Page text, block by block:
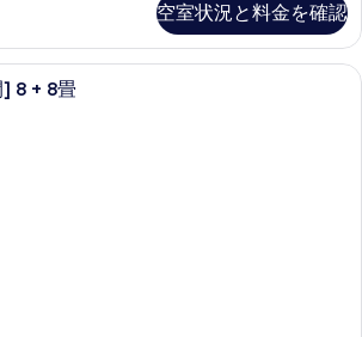
空室状況と料金を確認
[錦帯橋側 - 和室二間] 8 + 8畳 | ミニ
8 + 8畳